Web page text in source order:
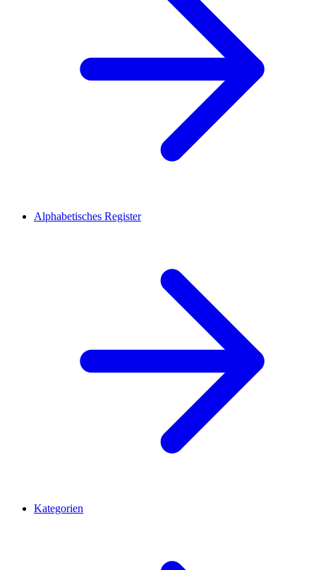
Alphabetisches Register
Kategorien